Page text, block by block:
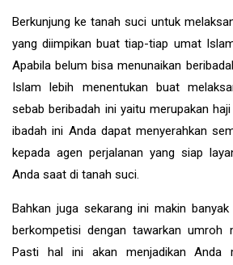
Berkunjung ke tanah suci untuk
yang diimpikan buat tiap-tiap umat
Apabila belum bisa menunaikan
Islam lebih menentukan buat
sebab beribadah ini yaitu merupakan
ibadah ini Anda dapat menyerahkan
kepada agen perjalanan yang siap
Anda saat di tanah suci.
Bahkan juga sekarang ini makin
berkompetisi dengan tawarkan umroh
Pasti hal ini akan menjadikan Anda